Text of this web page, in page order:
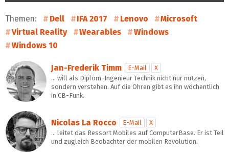
Themen: Dell IFA 2017 Lenovo
Microsoft
Virtual Reality
Wearables
Windows
Windows 10
Jan-Frederik Timm E-Mail
X
… will als Diplom-Ingenieur Technik nicht nur nutzen,
sondern verstehen. Auf die Ohren gibt es ihn wöchentlich
in CB-Funk.
Nicolas La Rocco E-Mail
X
… leitet das Ressort Mobiles auf ComputerBase. Er ist Teil
und zugleich Beobachter der mobilen Revolution.